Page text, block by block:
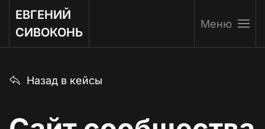
Перейти к содержимому
ЕВГЕНИЙ
СИВОКОНЬ
Меню
Назад в кейсы